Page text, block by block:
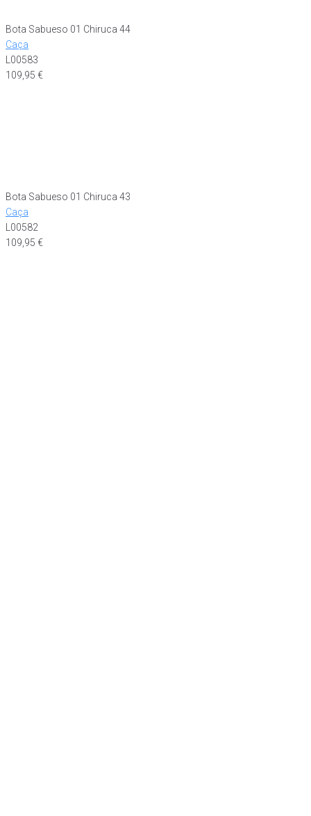
Bota Sabueso 01 Chiruca 44
Caça
L00583
109,95 €
Bota Sabueso 01 Chiruca 43
Caça
L00582
109,95 €